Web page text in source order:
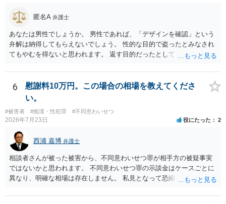
があれば，かえって相談者が動いていないことがはっきり確認される
と思います。 ですから，この件については，相談者に捜査が及ぶこと
はないだろうと思っていただいて大丈夫です。 安心して下さいね。
匿名A 弁護士
あなたは男性でしょうか。 男性であれば、「デザインを確認」という
弁解は納得してもらえないでしょう。 性的な目的で盗ったとみなされ
てもやむを得ないと思われます。 返す目的だったとしても、性的な目
法領得の意思は発現しており、窃盗の既遂罪は成立し得まると思われ
ます。 元の場所に戻したのは、前述の目的を遂行する関係上、ばれな
いように戻したと評価されることになるのではないかと思います。 防
事態になっているのは確かです。お早目にご両親などとも相談して、
弁護士を依頼の上、示談の方向で動かれるのがよろしいかと思いま
す。
6
慰謝料10万円。この場合の相場を教えてくださ
い。
#被害者 #痴漢・性犯罪 #不同意わいせつ
2026年7月23日 役にたった 2
西浦 嘉博 弁護士
相談者さんが被った被害から、不同意わいせつ罪が相手方の被疑事実
ではないかと思われます。 不同意わいせつ罪の示談金はケースごとに
異なり、明確な相場は存在しません。 私見となって恐縮ですが、一般
方、相手方に資力がなければ、相場通りの請求は困難であることに留